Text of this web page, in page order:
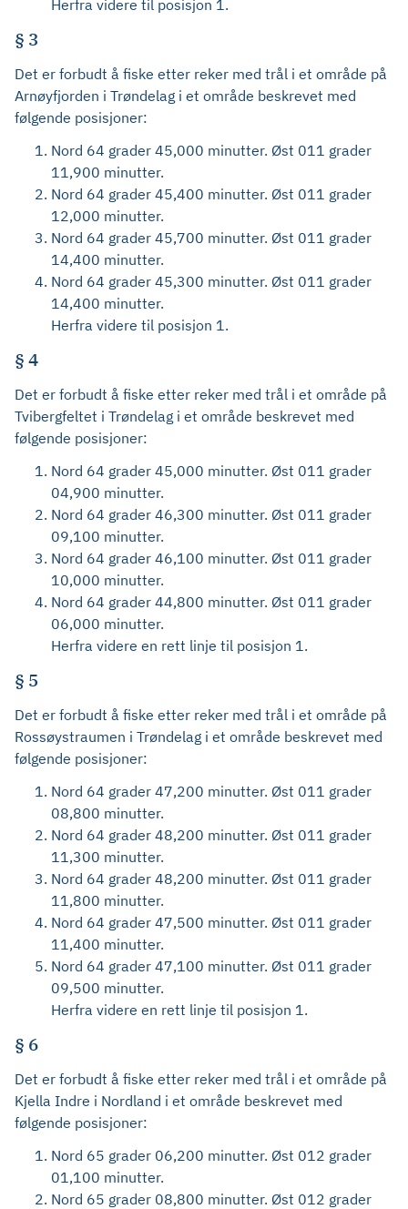
Herfra videre til posisjon 1.
§ 3
Det er forbudt å fiske etter reker med trål i et område på
Arnøyfjorden i Trøndelag i et område beskrevet med
følgende posisjoner:
Nord 64 grader 45,000 minutter. Øst 011 grader
11,900 minutter.
Nord 64 grader 45,400 minutter. Øst 011 grader
12,000 minutter.
Nord 64 grader 45,700 minutter. Øst 011 grader
14,400 minutter.
Nord 64 grader 45,300 minutter. Øst 011 grader
14,400 minutter.
Herfra videre til posisjon 1.
§ 4
Det er forbudt å fiske etter reker med trål i et område på
Tvibergfeltet i Trøndelag i et område beskrevet med
følgende posisjoner:
Nord 64 grader 45,000 minutter. Øst 011 grader
04,900 minutter.
Nord 64 grader 46,300 minutter. Øst 011 grader
09,100 minutter.
Nord 64 grader 46,100 minutter. Øst 011 grader
10,000 minutter.
Nord 64 grader 44,800 minutter. Øst 011 grader
06,000 minutter.
Herfra videre en rett linje til posisjon 1.
§ 5
Det er forbudt å fiske etter reker med trål i et område på
Rossøystraumen i Trøndelag i et område beskrevet med
følgende posisjoner:
Nord 64 grader 47,200 minutter. Øst 011 grader
08,800 minutter.
Nord 64 grader 48,200 minutter. Øst 011 grader
11,300 minutter.
Nord 64 grader 48,200 minutter. Øst 011 grader
11,800 minutter.
Nord 64 grader 47,500 minutter. Øst 011 grader
11,400 minutter.
Nord 64 grader 47,100 minutter. Øst 011 grader
09,500 minutter.
Herfra videre en rett linje til posisjon 1.
§ 6
Det er forbudt å fiske etter reker med trål i et område på
Kjella Indre i Nordland i et område beskrevet med
følgende posisjoner:
Nord 65 grader 06,200 minutter. Øst 012 grader
01,100 minutter.
Nord 65 grader 08,800 minutter. Øst 012 grader